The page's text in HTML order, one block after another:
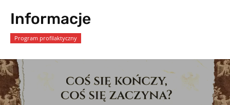
Informacje
Program profilaktyczny